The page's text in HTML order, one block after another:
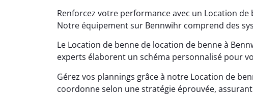
Renforcez votre performance avec un Location
Notre équipement sur Bennwihr comprend des
Le Location de benne de location de benne à
experts élaborent un schéma personnalisé pour
Gérez vos plannings grâce à notre Location de
coordonne selon une stratégie éprouvée,